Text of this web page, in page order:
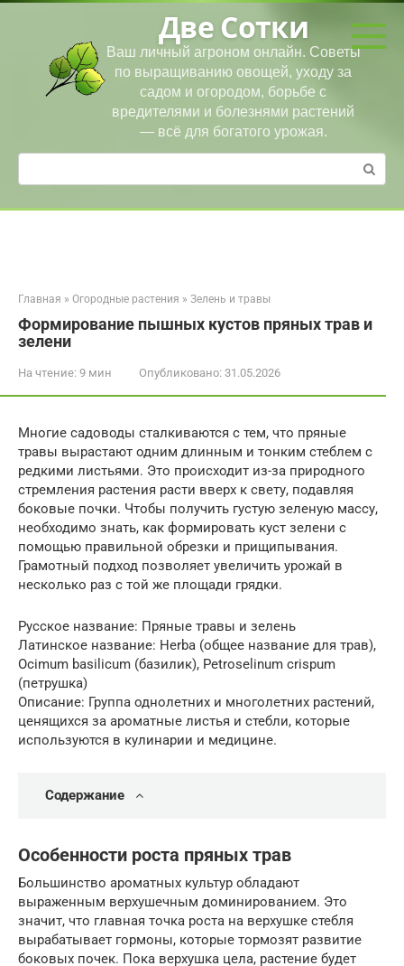
Перейти
Две Сотки
Ваш личный агроном онлайн. Советы
по выращиванию овощей, уходу за
садом и огородом, борьбе с
вредителями и болезнями растений
— всё для богатого урожая.
Поиск:
Главная » Огородные растения » Зелень и травы
Формирование пышных кустов пряных трав и
зелени
На чтение: 9 мин Опубликовано: 31.05.2026
Многие садоводы сталкиваются с тем, что пряные
травы вырастают одним длинным и тонким стеблем с
редкими листьями. Это происходит из-за природного
стремления растения расти вверх к свету, подавляя
боковые почки. Чтобы получить густую зеленую массу,
необходимо знать, как формировать куст зелени с
помощью правильной обрезки и прищипывания.
Грамотный подход позволяет увеличить урожай в
несколько раз с той же площади грядки.
Русское название: Пряные травы и зелень
Латинское название: Herba (общее название для трав),
Ocimum basilicum (базилик), Petroselinum crispum
(петрушка)
Описание: Группа однолетних и многолетних растений,
ценящихся за ароматные листья и стебли, которые
используются в кулинарии и медицине.
Содержание
Особенности роста пряных трав
Большинство ароматных культур обладают
выраженным верхушечным доминированием. Это
значит, что главная точка роста на верхушке стебля
вырабатывает гормоны, которые тормозят развитие
боковых почек. Пока верхушка цела, растение будет